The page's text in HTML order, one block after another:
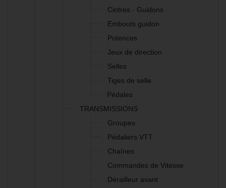
Cintres - Guidons
Embouts guidon
Potences
Jeux de direction
Selles
Tiges de selle
Pédales
TRANSMISSIONS
Groupes
Pédaliers VTT
Chaînes
Commandes de Vitesse
Dérailleur avant